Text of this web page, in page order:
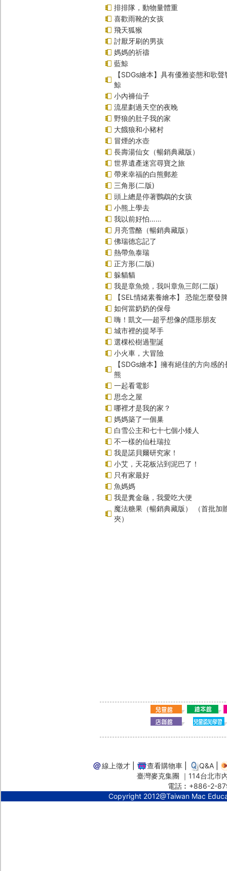
排排隊，動物量體重
喜歡雨靴的女孩
飛天狐猴
討厭牙刷的男孩
媽媽的祈禱
藍鯨
【SDGs繪本】具有優雅姿態和歌
鯨
小內褲仙子
流星劃過天空的夜晚
野狼的肚子我的家
大餓狼和小豬村
冒煙的水壺
長壽湯仙女（暢銷典藏版）
世界遺產迷宮尋寶之旅
帶來幸福的白熊郵差
三角形(二版)
頭上總是停著鸚鵡的女孩
小熊上學去
我以前好怕……
月亮雪酪（暢銷典藏版）
佛瑞德忘記了
熱帶魚泰瑞
正方形(二版)
躲貓貓
我是章魚燒，我叫章魚三郎(二版)
【SEL情緒素養繪本】 恐龍怎麼發
如何當奶奶的保母
嗨！凱文──超乎想像的隱形朋友
城市裡的提琴手
選棵松樹過聖誕
小火車，大冒險
【SDGs繪本】擁有絕佳的方向感
熊
一起看電影
思念之屋
哪裡才是我的家？
媽媽築了一個巢
白雪公主和七十七個小矮人
不一樣的仙杜瑞拉
我是諾貝爾研究家！
小艾，天花板沾到泥巴了！
只有家最好
魚媽媽
我是糞金龜，我愛吃大便
魔法糖果（暢銷典藏版） （首批加
夾）
線上徵才 查看購物車 Q&A
臺灣麥克集團 ｜114台北
電話︰+886-2-
Copyright 2012@Taiwan Mac